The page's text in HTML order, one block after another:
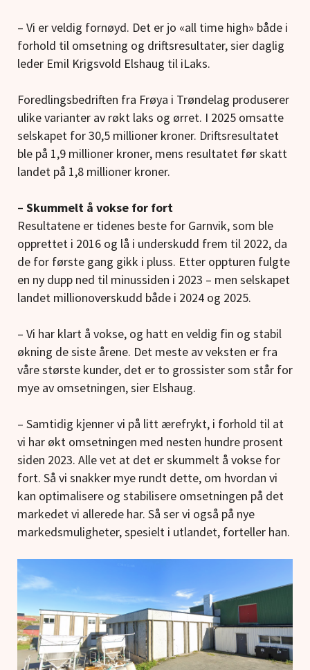
– Vi er veldig fornøyd. Det er jo «all time high» både i
forhold til omsetning og driftsresultater, sier daglig
leder Emil Krigsvold Elshaug til iLaks.
Foredlingsbedriften fra Frøya i Trøndelag produserer
ulike varianter av røkt laks og ørret. I 2025 omsatte
selskapet for 30,5 millioner kroner. Driftsresultatet
ble på 1,9 millioner kroner, mens resultatet før skatt
landet på 1,8 millioner kroner.
– Skummelt å vokse for fort
Resultatene er tidenes beste for Garnvik, som ble
opprettet i 2016 og lå i underskudd frem til 2022, da
de for første gang gikk i pluss. Etter oppturen fulgte
en ny dupp ned til minussiden i 2023 – men selskapet
landet millionoverskudd både i 2024 og 2025.
– Vi har klart å vokse, og hatt en veldig fin og stabil
økning de siste årene. Det meste av veksten er fra
våre største kunder, det er to grossister som står for
mye av omsetningen, sier Elshaug.
– Samtidig kjenner vi på litt ærefrykt, i forhold til at
vi har økt omsetningen med nesten hundre prosent
siden 2023. Alle vet at det er skummelt å vokse for
fort. Så vi snakker mye rundt dette, om hvordan vi
kan optimalisere og stabilisere omsetningen på det
markedet vi allerede har. Så ser vi også på nye
markedsmuligheter, spesielt i utlandet, forteller han.